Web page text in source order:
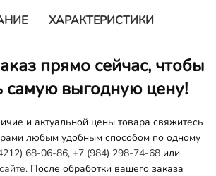
ХАРАКТЕРИСТИКИ
прямо сейчас, чтобы
самую выгодную цену!
и актуальной цены товара свяжитесь
любым удобным способом по одному
68-06-86, +7 (984) 298-74-68 или
После обработки вашего заказа